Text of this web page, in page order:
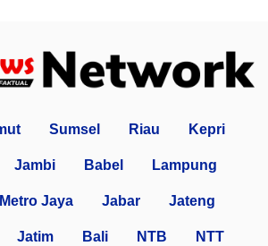
Sumsel Riau Kepri
Jambi Babel Lampung
Metro Jaya Jabar Jateng
Jatim Bali NTB NTT